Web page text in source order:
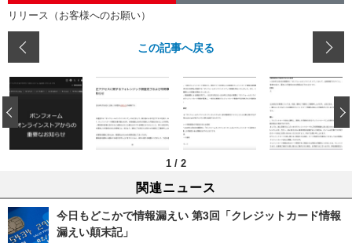
リリース（お客様へのお願い）
この記事へ戻る
1 / 2
‹
関連ニュース
今日もどこかで情報漏えい 第3回「クレジットカード情報
漏えい顛末記」